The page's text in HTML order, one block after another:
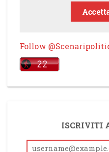
Follow
ISCRIVITI